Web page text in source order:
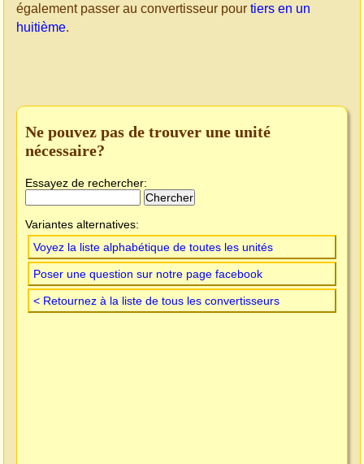
également passer au convertisseur pour tiers en un
huitième.
Ne pouvez pas de trouver une unité
nécessaire?
Essayez de rechercher:
Variantes alternatives:
Voyez la liste alphabétique de toutes les unités
Poser une question sur notre page facebook
< Retournez à la liste de tous les convertisseurs